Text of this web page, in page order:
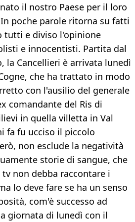
il nostro Paese per il loro
poche parole ritorna su fatti
tutti e diviso l'opinione
e innocentisti. Partita dal
la Cancellieri è arrivata lunedì
che ha trattato in modo
con l'ausilio del generale
comandante del Ris di
in quella villetta in Val
fa fu ucciso il piccolo
non esclude la negatività
storie di sangue, che
non debba raccontare i
lo deve fare se ha un senso
com'è successo ad
giornata di lunedì con il